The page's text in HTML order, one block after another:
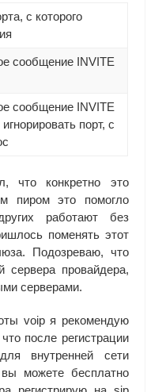
с которого
сообщение INVITE
сообщение INVITE
порт, с
что конкретно это
пиром это помогло
работают без
поменять этот
Подозреваю, что
сервера провайдера,
серверами.
voip я рекомендую
после регистрации
внутренней сети
можете бесплатно